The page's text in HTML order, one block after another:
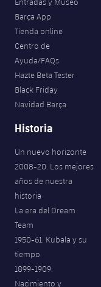
Entradas y Museo
Barça App
Tienda online
Centro de
Ayuda/FAQs
Hazte Beta Tester
Black Friday
Navidad Barça
Historia
Un nuevo horizonte
2008-20. Los mejores
años de nuestra
historia
La era del Dream
Team
1950-61. Kubala y su
tiempo
1899-1909.
Nacimiento y